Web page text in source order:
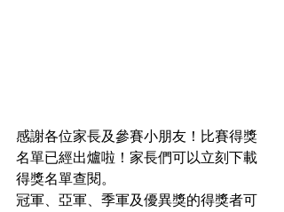
感謝各位家長及參賽小朋友！比賽得獎
名單已經出爐啦！家長們可以立刻下載
得獎名單查閱。
冠軍、亞軍、季軍及優異獎的得獎者可